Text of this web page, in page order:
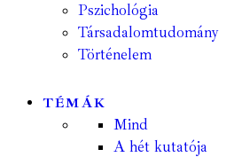
Pszichológia
Társadalomtudomány
Történelem
TÉMÁK
Mind
A hét kutatója